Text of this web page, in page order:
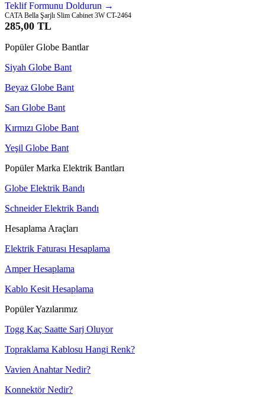
Teklif Formunu Doldurun →
CATA Bella Şarjlı Slim Cabinet 3W CT-2464
285,00 TL
Popüler Globe Bantlar
Siyah Globe Bant
Beyaz Globe Bant
Sarı Globe Bant
Kırmızı Globe Bant
Yeşil Globe Bant
Popüler Marka Elektrik Bantları
Globe Elektrik Bandı
Schneider Elektrik Bandı
Hesaplama Araçları
Elektrik Faturası Hesaplama
Amper Hesaplama
Kablo Kesit Hesaplama
Popüler Yazılarımız
Togg Kaç Saatte Sarj Oluyor
Topraklama Kablosu Hangi Renk?
Vavien Anahtar Nedir?
Konnektör Nedir?